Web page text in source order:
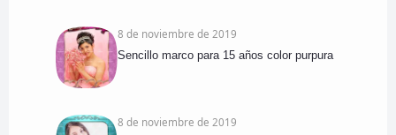
8 de noviembre de 2019
Sencillo marco para 15 años color purpura
8 de noviembre de 2019